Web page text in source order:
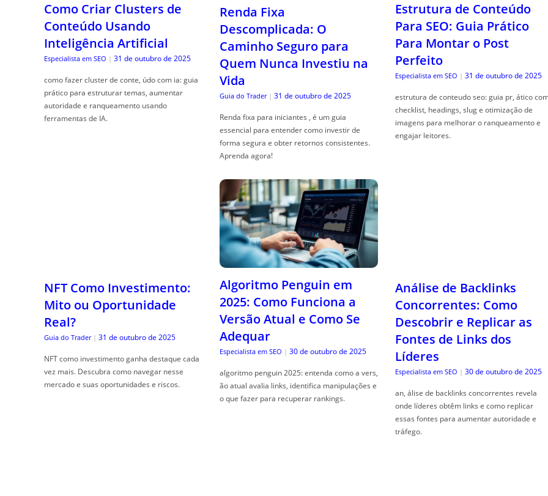
Como Criar Clusters de
Conteúdo Usando
Inteligência Artificial
Especialista em SEO | 31 de outubro de 2025
como fazer cluster de conte, údo com ia: guia
prático para estruturar temas, aumentar
autoridade e ranqueamento usando
ferramentas de IA.
Renda Fixa
Descomplicada: O
Caminho Seguro para
Quem Nunca Investiu na
Vida
Guia do Trader | 31 de outubro de 2025
Renda fixa para iniciantes , é um guia
essencial para entender como investir de
forma segura e obter retornos consistentes.
Aprenda agora!
Estrutura de Conteúdo
Para SEO: Guia Prático
Para Montar o Post
Perfeito
Especialista em SEO | 31 de outubro de 2025
estrutura de conteudo seo: guia pr, ático
checklist, headings, slug e otimização de
imagens para melhorar o ranqueamento e
engajar leitores.
NFT Como Investimento:
Mito ou Oportunidade
Real?
Guia do Trader | 31 de outubro de 2025
NFT como investimento ganha destaque cada
vez mais. Descubra como navegar nesse
mercado e suas oportunidades e riscos.
Algoritmo Penguin em
2025: Como Funciona a
Versão Atual e Como Se
Adequar
Especialista em SEO | 30 de outubro de 2025
algoritmo penguin 2025: entenda como a vers,
ão atual avalia links, identifica manipulações e
o que fazer para recuperar rankings.
Análise de Backlinks
Concorrentes: Como
Descobrir e Replicar as
Fontes de Links dos
Líderes
Especialista em SEO | 30 de outubro de 2025
an, álise de backlinks concorrentes revela
onde líderes obtêm links e como replicar
essas fontes para aumentar autoridade e
tráfego.